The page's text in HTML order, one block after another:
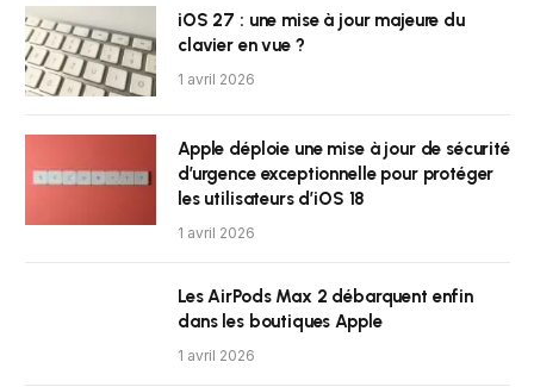
iOS 27 : une mise à jour majeure du
clavier en vue ?
1 avril 2026
Apple déploie une mise à jour de sécurité
d’urgence exceptionnelle pour protéger
les utilisateurs d’iOS 18
1 avril 2026
Les AirPods Max 2 débarquent enfin
dans les boutiques Apple
1 avril 2026